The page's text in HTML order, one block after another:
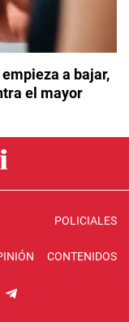
a bajar,
el mayor
POLICIALES
CONTENIDOS